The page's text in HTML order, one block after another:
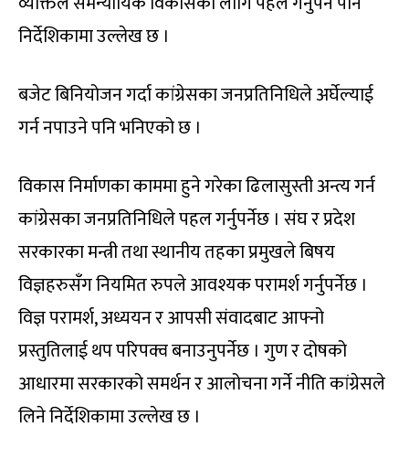
निर्देशिकामा उल्लेख छ ।
बजेट बिनियोजन गर्दा कांग्रेसका जनप्रतिनिधिले अर्घेल्याई
गर्न नपाउने पनि भनिएको छ ।
विकास निर्माणका काममा हुने गरेका ढिलासुस्ती अन्त्य गर्न
कांग्रेसका जनप्रतिनिधिले पहल गर्नुपर्नेछ । संघ र प्रदेश
सरकारका मन्त्री तथा स्थानीय तहका प्रमुखले बिषय
विज्ञहरुसँग नियमित रुपले आवश्यक परामर्श गर्नुपर्नेछ ।
विज्ञ परामर्श, अध्ययन र आपसी संवादबाट आफ्नो
प्रस्तुतिलाई थप परिपक्व बनाउनुपर्नेछ । गुण र दोषको
आधारमा सरकारको समर्थन र आलोचना गर्ने नीति कांग्रेसले
लिने निर्देशिकामा उल्लेख छ ।